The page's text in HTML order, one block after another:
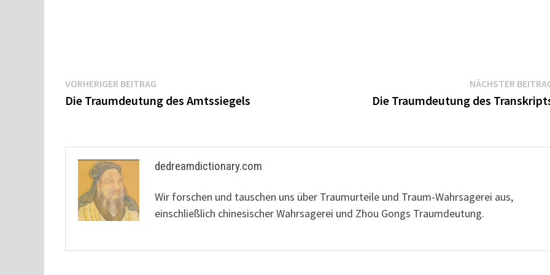
Beitragsnavigation
VORHERIGER BEITRAG
Beitrag:
Die Traumdeutung des Amtssiegels
NÄCHSTER
Die Traumdeutung des
dedreamdictionary.com
Wir forschen und tauschen uns über Traumurteile und Traum-Wahrsagerei aus,
einschließlich chinesischer Wahrsagerei und Zhou Gongs Traumdeutung.